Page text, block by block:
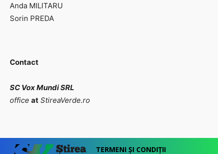
Anda MILITARU
Sorin PREDA
Contact
SC Vox Mundi SRL
office at StireaVerde.ro
TERMENI ȘI CONDIȚII